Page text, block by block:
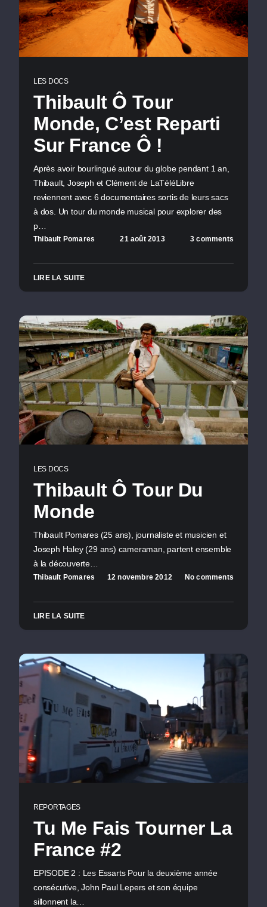
LES DOCS
Thibault Ô Tour
Monde, C’est Reparti
Sur France Ô !
Après avoir bourlingué autour du globe pendant 1 an,
Thibault, Joseph et Clément de LaTéléLibre
reviennent avec 6 documentaires sortis de leurs sacs
à dos. Un tour du monde musical pour explorer des
p…
Thibault Pomares 21 août 2013 3 comments
LIRE LA SUITE
LES DOCS
Thibault Ô Tour Du
Monde
Thibault Pomares (25 ans), journaliste et musicien et
Joseph Haley (29 ans) cameraman, partent ensemble
à la découverte…
Thibault Pomares 12 novembre 2012 No comments
LIRE LA SUITE
REPORTAGES
Tu Me Fais Tourner La
France #2
EPISODE 2 : Les Essarts Pour la deuxième année
consécutive, John Paul Lepers et son équipe
sillonnent la…